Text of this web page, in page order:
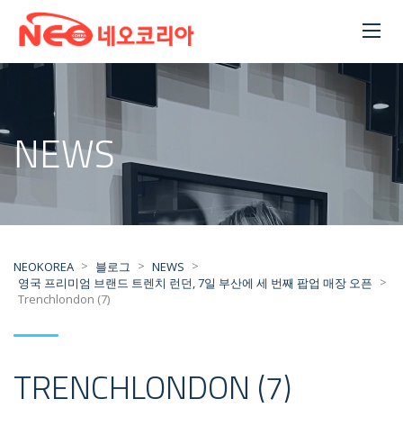
NEWS
NEOKOREA > 블로그 > NEWS >
영국 프리미엄 브랜드 트렌치 런던, 7일 부산에 세 번째 팝업 매장 오픈 >
Trenchlondon (7)
TRENCHLONDON (7)